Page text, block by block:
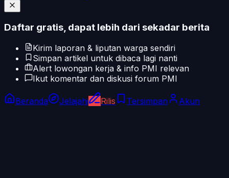
Daftar gratis, dapat lebih dari sekadar berita
Kirim laporan & liputan warga sendiri
Simpan artikel untuk dibaca lagi nanti
Alert lowongan kerja & info PMI relevan
Ikut komentar dan diskusi forum PMI
Beranda Jelajahi Rilis Tersimpan Akun